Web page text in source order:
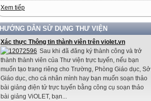
Xem tiếp
HƯỚNG DẪN SỬ DỤNG THƯ VIỆN
Xác thực Thông tin thành viên trên violet.vn
Sau khi đã đăng ký thành công và trở
thành thành viên của Thư viện trực tuyến, nếu bạn
muốn tạo trang riêng cho Trường, Phòng Giáo dục, Sở
Giáo dục, cho cá nhân mình hay bạn muốn soạn thảo
bài giảng điện tử trực tuyến bằng công cụ soạn thảo
bài giảng ViOLET, bạn...